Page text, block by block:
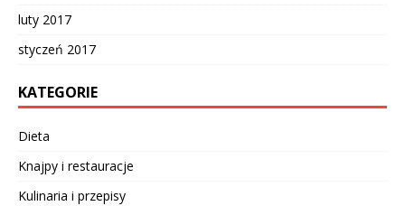
luty 2017
styczeń 2017
KATEGORIE
Dieta
Knajpy i restauracje
Kulinaria i przepisy